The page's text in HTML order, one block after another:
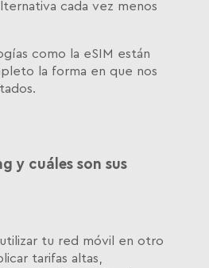
cada vez menos
como la eSIM están
la forma en que nos
y cuáles son sus
tu red móvil en otro
tarifas altas,